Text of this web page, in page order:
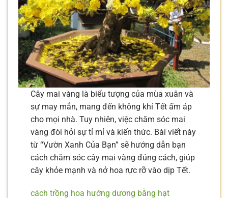
Cây mai vàng là biểu tượng của mùa xuân và
sự may mắn, mang đến không khí Tết ấm áp
cho mọi nhà. Tuy nhiên, việc chăm sóc mai
vàng đòi hỏi sự tỉ mỉ và kiến thức. Bài viết này
từ “Vườn Xanh Của Bạn” sẽ hướng dẫn bạn
cách chăm sóc cây mai vàng đúng cách, giúp
cây khỏe mạnh và nở hoa rực rỡ vào dịp Tết.
cách trồng hoa hướng dương bằng hạt